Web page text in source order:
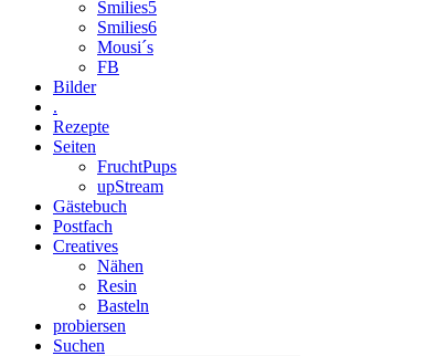
Smilies5
Smilies6
Mousi´s
FB
Bilder
.
Rezepte
Seiten
FruchtPups
upStream
Gästebuch
Postfach
Creatives
Nähen
Resin
Basteln
probiersen
Suchen